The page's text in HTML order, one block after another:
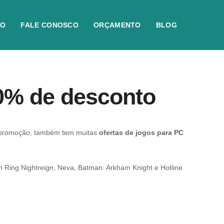
FALE CONOSCO ORÇAMENTO BLOG
de desconto
também tem muitas ofertas de jogos para PC
Ring Nightreign Neva Batman: Arkham Knight e Hotline